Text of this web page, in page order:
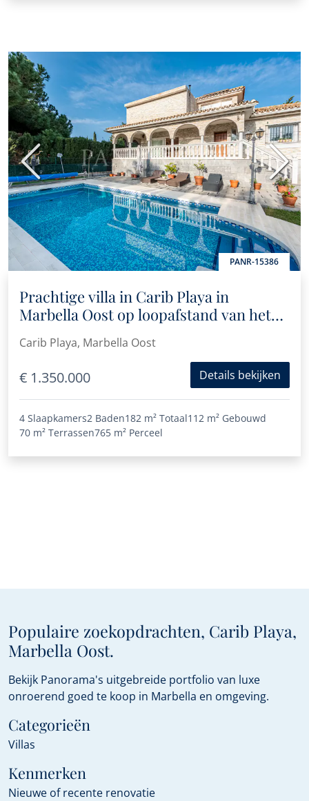
PANR-15386
Vorige
Prachtige villa in Carib Playa in
Marbella Oost op loopafstand van het
strand
Carib Playa, Marbella Oost
€ 1.350.000 Details bekijken
4 Slaapkamers2 Baden182 m² Totaal112 m² Gebouwd
70 m² Terrassen765 m² Perceel
Populaire zoekopdrachten, Carib Playa,
Marbella Oost.
Bekijk Panorama's uitgebreide portfolio van luxe
onroerend goed te koop in Marbella en omgeving.
Categorieën
Villas
Kenmerken
Nieuwe of recente renovatie